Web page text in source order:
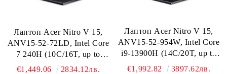
Лаптоп Acer Nitro V 15,
ANV15-52-72LD, Intel Core
7 240H (10C/16T, up to
5.2GHz, 24MB), 15.6" FHD
€1,449.06 2834.12лв.
Лаптоп Acer Nitro V 15,
ANV15-52-954W, Intel Core
i9-13900H (14C/20T, up to
5.4GHz, 24MB), 15.6" FHD
€1,992.82 3897.62лв.